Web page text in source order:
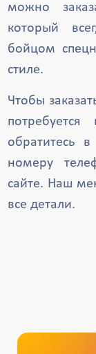
можно
который
бойцом
стиле.
Чтобы
обратитесь
номеру
сайте. Наш
все детали.